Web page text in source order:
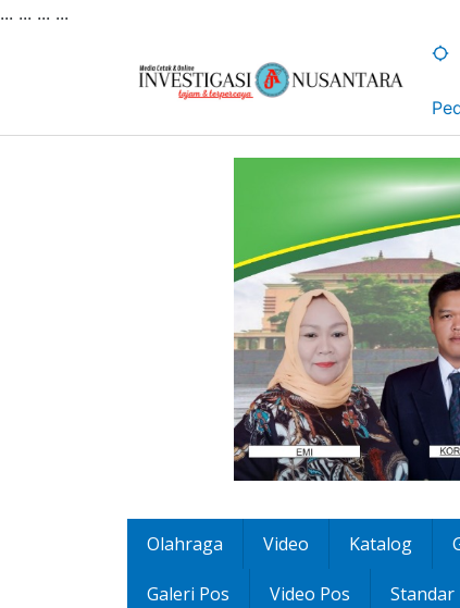
... ... ... ...
Olahraga Video Katalog
Galeri Pos Video Pos Standar